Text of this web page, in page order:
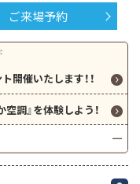
ご来場予約
開催いたします！！
調』を体験しよう！